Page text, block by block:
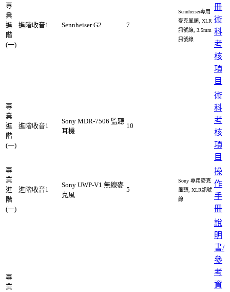
專
業
進
階
(一)
進階收音1 Sennheiser G2 7
Sennheiser專用
麥克風頭, XLR
訊號線, 3.5mm
訊號線
冊
術
科
考
核
項
目
專
業
進
階
(一)
進階收音1
Sony MDR-7506 監聽
耳機
10
術
科
考
核
項
目
專
業
進
階
(一)
進階收音1
Sony UWP-V1 無線麥
克風
5
Sony 專用麥克
風頭, XLR訊號
線
操
作
手
冊
專
業
說
明
書/
參
考
資